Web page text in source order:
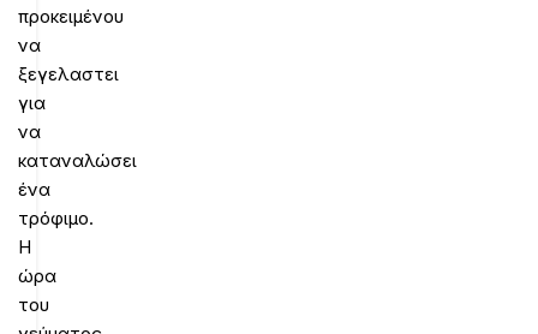
προκειμένου
να
ξεγελαστει
για
να
καταναλώσει
ένα
τρόφιμο.
Η
ώρα
του